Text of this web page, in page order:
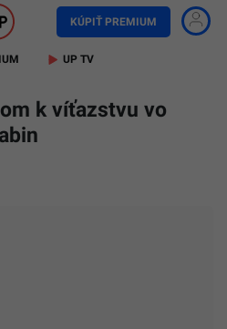
KÚPIŤ PREMIUM
UP TV
k víťazstvu vo